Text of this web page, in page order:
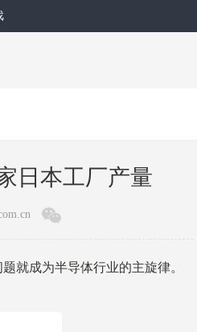
日本工厂产量
就成为半导体行业的主旋律。